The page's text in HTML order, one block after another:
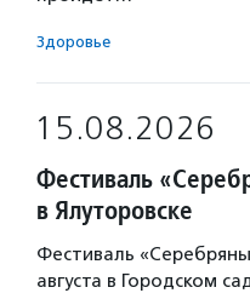
Здоровье
15.08.2026
Фестиваль
в Ялуторовске
Фестиваль
августа в Городском